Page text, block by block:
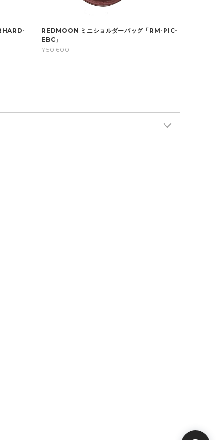
REDMOON ミニショルダーバッグ「RM-PIC-
EBC」
¥50,600